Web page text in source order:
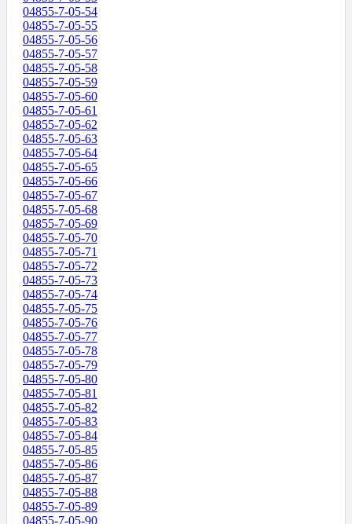
04855-7-05-54
04855-7-05-55
04855-7-05-56
04855-7-05-57
04855-7-05-58
04855-7-05-59
04855-7-05-60
04855-7-05-61
04855-7-05-62
04855-7-05-63
04855-7-05-64
04855-7-05-65
04855-7-05-66
04855-7-05-67
04855-7-05-68
04855-7-05-69
04855-7-05-70
04855-7-05-71
04855-7-05-72
04855-7-05-73
04855-7-05-74
04855-7-05-75
04855-7-05-76
04855-7-05-77
04855-7-05-78
04855-7-05-79
04855-7-05-80
04855-7-05-81
04855-7-05-82
04855-7-05-83
04855-7-05-84
04855-7-05-85
04855-7-05-86
04855-7-05-87
04855-7-05-88
04855-7-05-89
04855-7-05-90